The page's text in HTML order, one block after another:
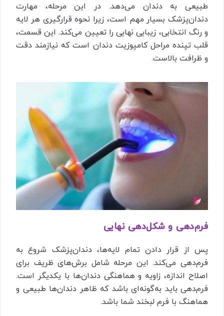
طبیعی به دندان می‌دهد. در این مرحله، مهارت
دندان‌پزشک بسیار مهم است، زیرا نحوه قرارگیری هر لایه
و رنگ انتخابی، زیبایی نهایی را تعیین می‌کند. این قسمت،
قلب تپنده‌ مراحل کامپوزیت دندان است که نیازمند دقت
و ظرافت بالاست.
فرم‌دهی و شکل‌دهی نهایی
پس از قرار دادن تمام لایه‌ها، دندان‌پزشک شروع به
فرم‌دهی می‌کند. این مرحله شامل برش‌های ظریف برای
اصلاح اندازه، زاویه و هماهنگی دندان‌ها با یکدیگر است.
فرم‌دهی باید به‌گونه‌ای باشد که ظاهر دندان‌ها طبیعی و
هماهنگ با فرم لبخند شما باشد.